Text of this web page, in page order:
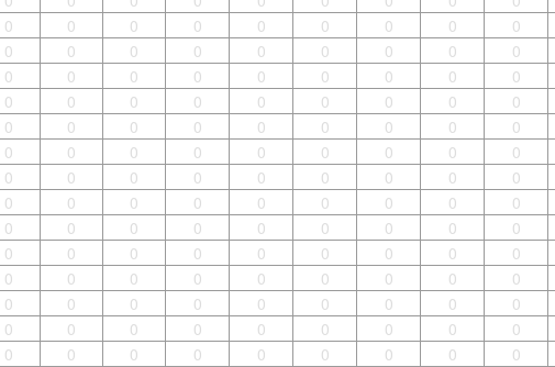
0 0 0 0 0 0 0 0 0
0 0 0 0 0 0 0 0 0
0 0 0 0 0 0 0 0 0
0 0 0 0 0 0 0 0 0
0 0 0 0 0 0 0 0 0
0 0 0 0 0 0 0 0 0
0 0 0 0 0 0 0 0 0
0 0 0 0 0 0 0 0 0
0 0 0 0 0 0 0 0 0
0 0 0 0 0 0 0 0 0
0 0 0 0 0 0 0 0 0
0 0 0 0 0 0 0 0 0
0 0 0 0 0 0 0 0 0
0 0 0 0 0 0 0 0 0